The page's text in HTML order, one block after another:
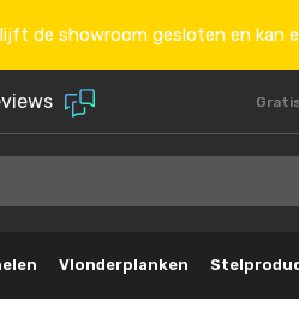
de showroom gesloten en
Vlonderplanken